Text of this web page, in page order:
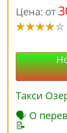
Цена: от
Такси
🗣 О
📝